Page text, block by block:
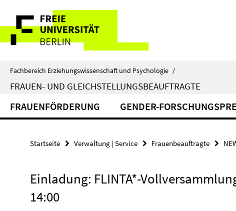
direkt
Inhalt
Service-
Navigation
Fachbereich Erziehungswissenschaft und Psychologie /
FRAUEN- UND GLEICHSTELLUNGSBEAUFTRAGTE
FRAUENFÖRDERUNG GENDER-
Startseite Verwaltung | Service Frauenbeauftragte
Einladung: FLINTA*-
14:00